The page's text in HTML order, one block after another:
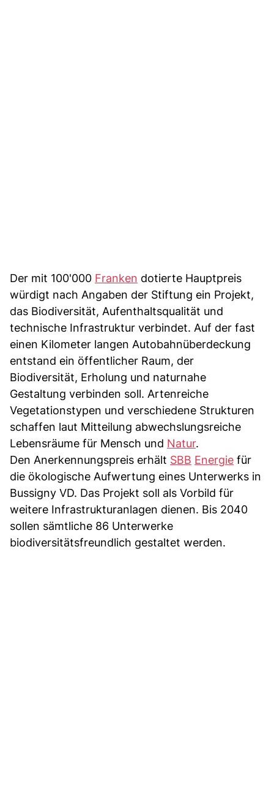
Der mit 100'000 Franken dotierte Hauptpreis
würdigt nach Angaben der Stiftung ein Projekt,
das Biodiversität, Aufenthaltsqualität und
technische Infrastruktur verbindet. Auf der fast
einen Kilometer langen Autobahnüberdeckung
entstand ein öffentlicher Raum, der
Biodiversität, Erholung und naturnahe
Gestaltung verbinden soll. Artenreiche
Vegetationstypen und verschiedene Strukturen
schaffen laut Mitteilung abwechslungsreiche
Lebensräume für Mensch und Natur.
Den Anerkennungspreis erhält SBB Energie für
die ökologische Aufwertung eines Unterwerks in
Bussigny VD. Das Projekt soll als Vorbild für
weitere Infrastrukturanlagen dienen. Bis 2040
sollen sämtliche 86 Unterwerke
biodiversitätsfreundlich gestaltet werden.